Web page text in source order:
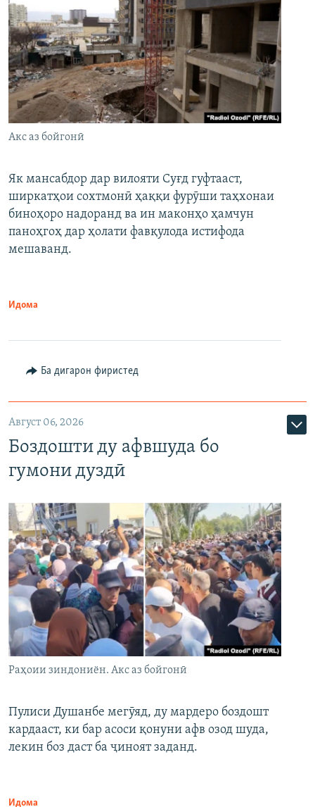
Акс аз бойгонӣ
Як мансабдор дар вилояти Суғд гуфтааст,
ширкатҳои сохтмонӣ ҳаққи фурӯши таҳхонаи
биноҳоро надоранд ва ин маконҳо ҳамчун
паноҳгоҳ дар ҳолати фавқулода истифода
мешаванд.
Идома
Ба дигарон фиристед
Август 06, 2026
Боздошти ду афвшуда бо
гумони дуздӣ
Раҳоии зиндониён. Акс аз бойгонӣ
Пулиси Душанбе мегӯяд, ду мардеро боздошт
кардааст, ки бар асоси қонуни афв озод шуда,
лекин боз даст ба ҷиноят заданд.
Идома